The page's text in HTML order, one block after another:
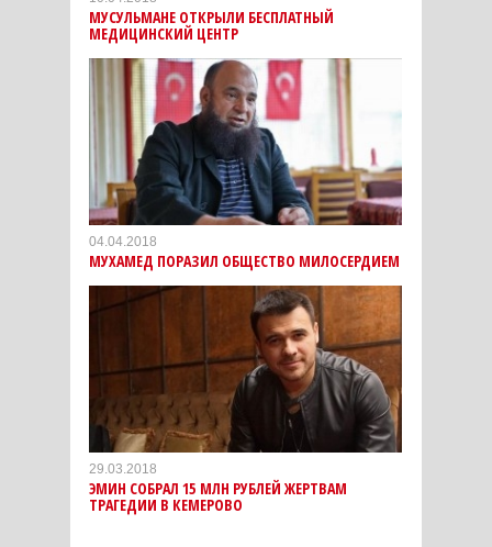
МУСУЛЬМАНЕ ОТКРЫЛИ БЕСПЛАТНЫЙ
МЕДИЦИНСКИЙ ЦЕНТР
04.04.2018
МУХАМЕД ПОРАЗИЛ ОБЩЕСТВО МИЛОСЕРДИЕМ
29.03.2018
ЭМИН СОБРАЛ 15 МЛН РУБЛЕЙ ЖЕРТВАМ
ТРАГЕДИИ В КЕМЕРОВО